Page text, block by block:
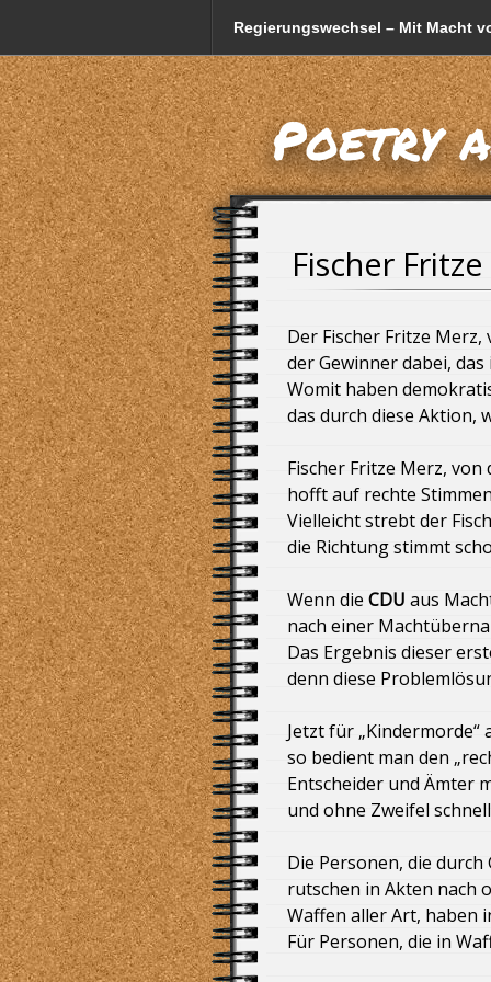
Regierungswechsel – Mit Macht
Fake-Anzeigen und Betrug mit
Friedrich Merz und sein CSU-
Datenschutzerklärung
Gestatten, mein Name ist Trump,
Mogelpackung – die indirekte
Bayern, nur ein Bundesland in
Die Orgel der alten
Alleingang von Friedrich Merz,
Brandmauer zur AFD!
Bundestagswahl 2025 und das
Betäubungsloses Schächten
Ehrenmord – im Namen der
Fischer Fritze Merz fischt am
Donald Trump und Superreiche
Mindesthaltbarkeitsdatum (MHD)
Die Bremer Grünen und der
Poetry
Fischer
Der Fischer Fritze Merz,
der Gewinner dabei, das
Womit haben
das durch diese Aktion,
Fischer Fritze Merz, von
hofft auf rechte
Vielleicht strebt der
die Richtung stimmt
Wenn die CDU aus
nach einer
Das Ergebnis dieser
denn diese
Jetzt für
so bedient man den
Entscheider und Ämter
und ohne Zweifel
Die Personen, die
rutschen in Akten nach
Waffen aller Art, haben
Für Personen, die in